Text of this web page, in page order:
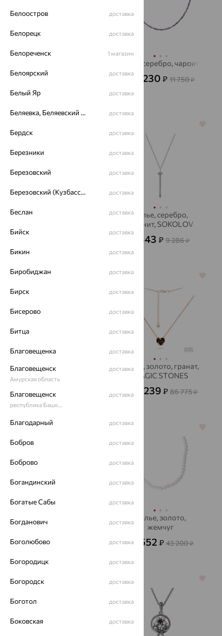
серебро, микс
от 10 242
Бусы, серебро, чароит
4 230 ₽ 11 750₽
Колье, золото, топаз,
Колье, серебро,
фианит, SOKOLOV
3 343₽ 9 286₽
64%
Колье, серебро,
20 414
64%
Колье, золото, гранат,
MAGIC STONES
31 239₽ 86 775₽
64%
изумруд, MASTER
131 641
64%
Колье, золото,
жемчуг
15 552 ₽ 43 200₽
Белоостров доставка
Белорецк доставка
Белореченск 1 магазин
Белоярский доставка
Белый Яр доставка
Беляевка, Беляевский р-он доставка
Бердск доставка
Березники доставка
Березовский доставка
Березовский (Кузбасс), Берёзовский г/о доставка
Беслан доставка
Бийск доставка
Бикин доставка
Биробиджан доставка
Бирск доставка
Бисерово доставка
Битца доставка
Благовещенка доставка
Благовещенск
Амурская область
доставка
Благовещенск
республика Башкортостан
доставка
Благодарный доставка
Бобров доставка
Боброво доставка
Богандинский доставка
Богатые Сабы доставка
Богданович доставка
Боголюбово доставка
Богородицк доставка
Богородск доставка
Боготол доставка
Боковская доставка